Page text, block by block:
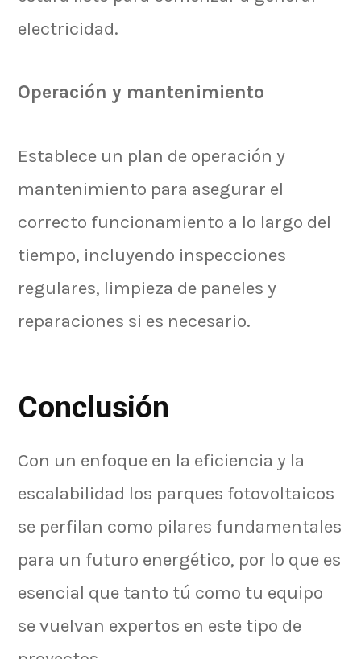
electricidad.
Operación y mantenimiento
Establece un plan de operación y
mantenimiento para asegurar el
correcto funcionamiento a lo largo del
tiempo, incluyendo inspecciones
regulares, limpieza de paneles y
reparaciones si es necesario.
Conclusión
Con un enfoque en la eficiencia y la
escalabilidad los parques fotovoltaicos
se perfilan como pilares fundamentales
para un futuro energético, por lo que es
esencial que tanto tú como tu equipo
se vuelvan expertos en este tipo de